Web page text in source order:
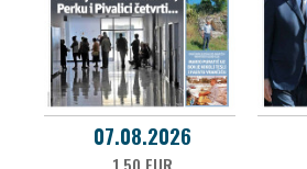
07.08.2026